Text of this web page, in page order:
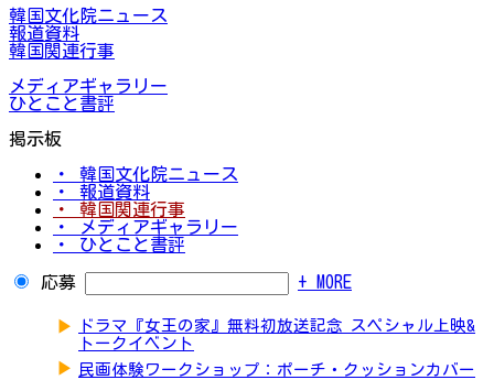
韓国文化院ニュース
報道資料
韓国関連行事
メディアギャラリー
ひとこと書評
掲示板
・ 韓国文化院ニュース
・ 報道資料
・ 韓国関連行事
・ メディアギャラリー
・ ひとこと書評
応募 + MORE
▶
ドラマ『女王の家』無料初放送記念 スペシャル上映&
トークイベント
▶ 民画体験ワークショップ：ポーチ・クッションカバー